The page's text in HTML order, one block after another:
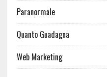
Paranormale
Quanto Guadagna
Web Marketing